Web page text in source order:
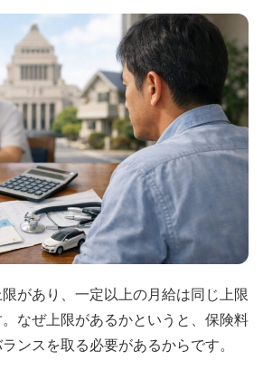
があり、一定以上の月給は同じ上限
なぜ上限があるかというと、保険料
ンスを取る必要があるからです。